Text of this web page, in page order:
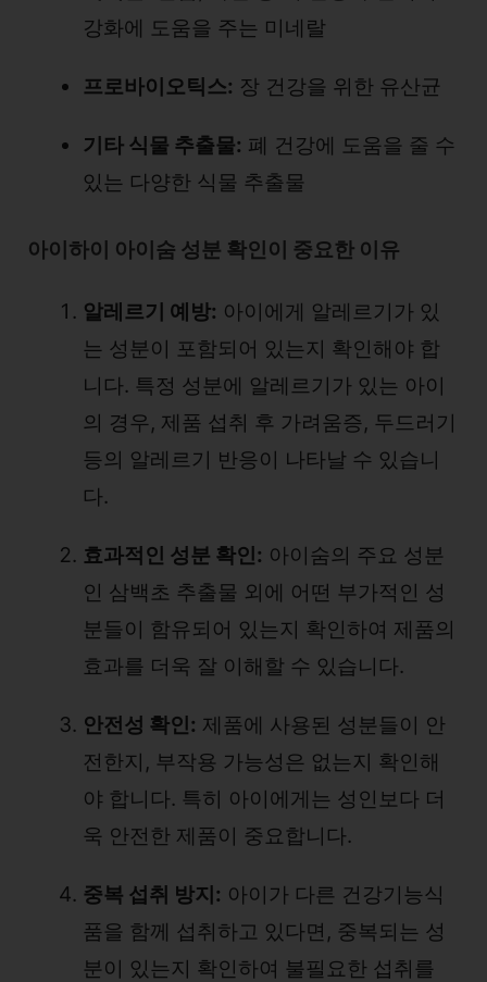
강화에 도움을 주는 미네랄
프로바이오틱스: 장 건강을 위한 유산균
기타 식물 추출물: 폐 건강에 도움을 줄 수
있는 다양한 식물 추출물
아이하이 아이숨 성분 확인이 중요한 이유
알레르기 예방: 아이에게 알레르기가 있
는 성분이 포함되어 있는지 확인해야 합
니다. 특정 성분에 알레르기가 있는 아이
의 경우, 제품 섭취 후 가려움증, 두드러기
등의 알레르기 반응이 나타날 수 있습니
다.
효과적인 성분 확인: 아이숨의 주요 성분
인 삼백초 추출물 외에 어떤 부가적인 성
분들이 함유되어 있는지 확인하여 제품의
효과를 더욱 잘 이해할 수 있습니다.
안전성 확인: 제품에 사용된 성분들이 안
전한지, 부작용 가능성은 없는지 확인해
야 합니다. 특히 아이에게는 성인보다 더
욱 안전한 제품이 중요합니다.
중복 섭취 방지: 아이가 다른 건강기능식
품을 함께 섭취하고 있다면, 중복되는 성
분이 있는지 확인하여 불필요한 섭취를